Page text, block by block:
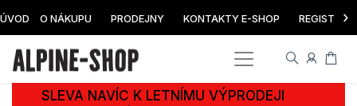
ÚVOD O NÁKUPU PRODEJNY KONTAKTY E-SHOP ›
SLEVA NAVÍC K LETNÍMU VÝPRODEJI